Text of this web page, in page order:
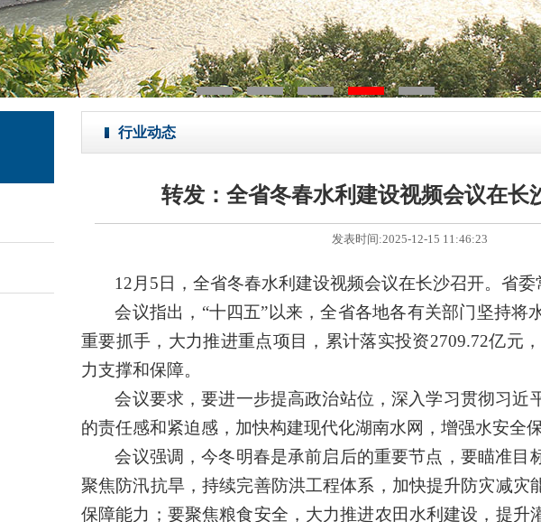
行业动态
转发：全省冬春水利建设视频会议在长
发表时间:2025-12-15 11:46:23
12月5日，全省冬春水利建设视频会议在长沙召开。省委
会议指出，“十四五”以来，全省各地各有关部门坚持将
重要抓手，大力推进重点项目，累计落实投资2709.72亿元
力支撑和保障。
会议要求，要进一步提高政治站位，深入学习贯彻习近
的责任感和紧迫感，加快构建现代化湖南水网，增强水安全
会议强调，今冬明春是承前启后的重要节点，要瞄准目
聚焦防汛抗旱，持续完善防洪工程体系，加快提升防灾减灾
保障能力；要聚焦粮食安全，大力推进农田水利建设，提升